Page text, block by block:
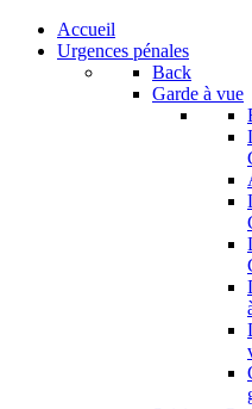
Accueil
Urgences pénales
Back
Garde à vue